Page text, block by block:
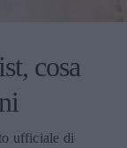
cosa
ufficiale di